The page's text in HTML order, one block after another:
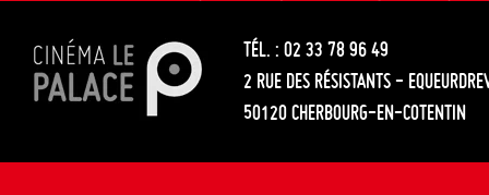
les
articles
entre
les
articles
TÉL. : 02 33 78 96 49
2 RUE DES RÉSISTANTS -
50120 CHERBOURG-EN-COTENTIN